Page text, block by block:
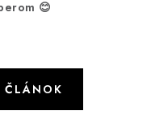
😊
ČLÁNOK